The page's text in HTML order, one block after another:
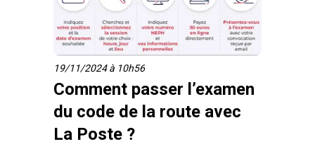
19/11/2024 à 10h56
Comment passer l’examen
du code de la route avec
La Poste ?